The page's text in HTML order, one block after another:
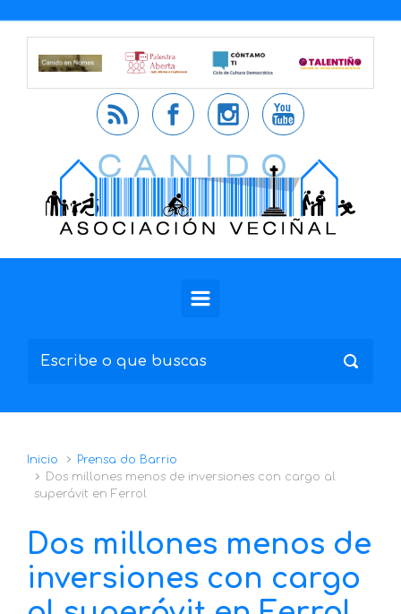
Saltar al contenido principal
Inicio
Prensa do Barrio
Dos millones menos de inversiones con cargo al
superávit en Ferrol
Dos millones menos de
inversiones con cargo